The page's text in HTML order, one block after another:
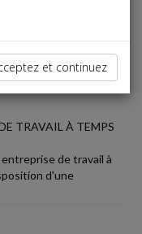
TRAVAIL À TEMPS
de travail à
d'une
et continuez